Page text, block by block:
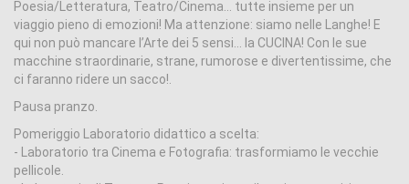
Poesia/Letteratura, Teatro/Cinema… tutte insieme per un
viaggio pieno di emozioni! Ma attenzione: siamo nelle Langhe! E
qui non può mancare l’Arte dei 5 sensi… la CUCINA! Con le sue
macchine straordinarie, strane, rumorose e divertentissime, che
ci faranno ridere un sacco!.
Pausa pranzo.
Pomeriggio Laboratorio didattico a scelta:
- Laboratorio tra Cinema e Fotografia: trasformiamo le vecchie
pellicole.